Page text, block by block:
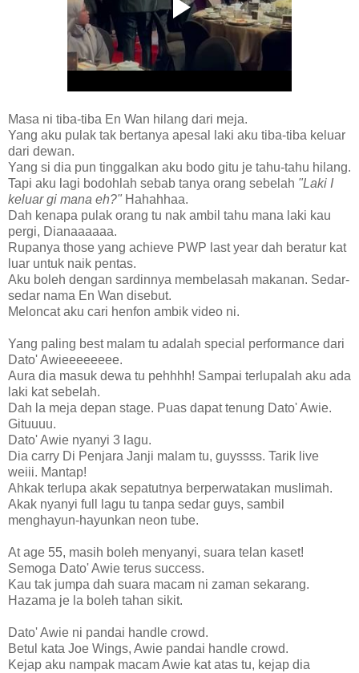
Masa ni tiba-tiba En Wan hilang dari meja.
Yang aku pulak tak bertanya apesal laki aku tiba-tiba keluar
dari dewan.
Yang si dia pun tinggalkan aku bodo gitu je tahu-tahu hilang.
Tapi aku lagi bodohlah sebab tanya orang sebelah "Laki I
keluar gi mana eh?" Hahahhaa.
Dah kenapa pulak orang tu nak ambil tahu mana laki kau
pergi, Dianaaaaaa.
Rupanya those yang achieve PWP last year dah beratur kat
luar untuk naik pentas.
Aku boleh dengan sardinnya membelasah makanan. Sedar-
sedar nama En Wan disebut.
Meloncat aku cari henfon ambik video ni.
Yang paling best malam tu adalah special performance dari
Dato' Awieeeeeeee.
Aura dia masuk dewa tu pehhhh! Sampai terlupalah aku ada
laki kat sebelah.
Dah la meja depan stage. Puas dapat tenung Dato' Awie.
Gituuuu.
Dato' Awie nyanyi 3 lagu.
Dia carry Di Penjara Janji malam tu, guyssss. Tarik live
weiii. Mantap!
Ahkak terlupa akak sepatutnya berperwatakan muslimah.
Akak nyanyi full lagu tu tanpa sedar guys, sambil
menghayun-hayunkan neon tube.
At age 55, masih boleh menyanyi, suara telan kaset!
Semoga Dato' Awie terus success.
Kau tak jumpa dah suara macam ni zaman sekarang.
Hazama je la boleh tahan sikit.
Dato' Awie ni pandai handle crowd.
Betul kata Joe Wings, Awie pandai handle crowd.
Kejap aku nampak macam Awie kat atas tu, kejap dia